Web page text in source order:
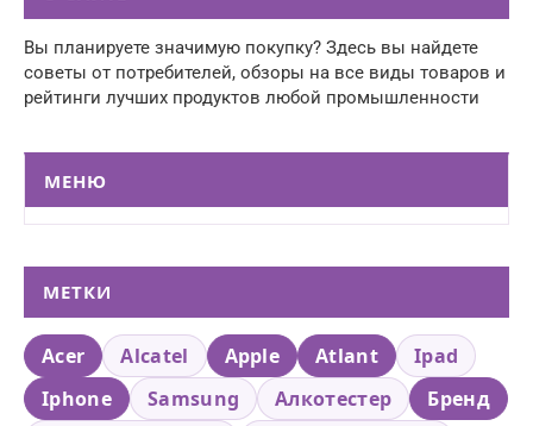
Вы планируете значимую покупку? Здесь вы найдете
советы от потребителей, обзоры на все виды товаров и
рейтинги лучших продуктов любой промышленности
МЕНЮ
МЕТКИ
Acer Alcatel Apple Atlant
Ipad
Iphone
Samsung Алкотестер
Бренд